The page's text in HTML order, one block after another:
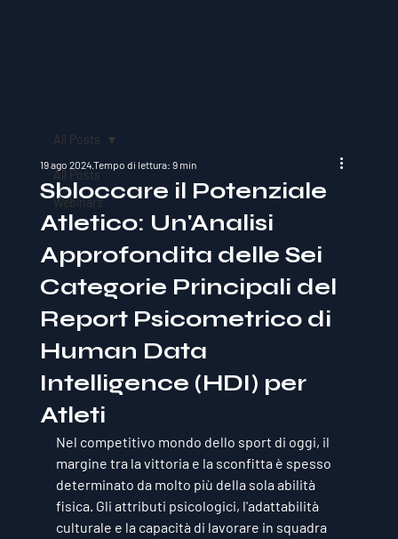
All Posts
Webinars
All Posts
Sbloccare il Potenziale
Atletico: Un'Analisi
Approfondita delle Sei
Categorie Principali del
Report Psicometrico di
Human Data
Intelligence (HDI) per
Atleti
19 ago 2024Tempo di lettura: 9 min
Nel competitivo mondo dello sport di oggi, il
margine tra la vittoria e la sconfitta è spesso
determinato da molto più della sola abilità
fisica. Gli attributi psicologici, l'adattabilità
culturale e la capacità di lavorare in squadra